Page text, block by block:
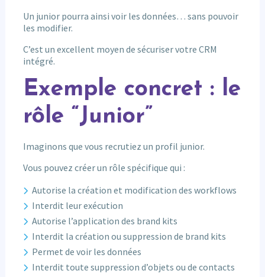
Un junior pourra ainsi voir les données… sans pouvoir
les modifier.
C’est un excellent moyen de sécuriser votre CRM
intégré.
Exemple concret : le
rôle “Junior”
Imaginons que vous recrutiez un profil junior.
Vous pouvez créer un rôle spécifique qui :
Autorise la création et modification des workflows
Interdit leur exécution
Autorise l’application des brand kits
Interdit la création ou suppression de brand kits
Permet de voir les données
Interdit toute suppression d’objets ou de contacts